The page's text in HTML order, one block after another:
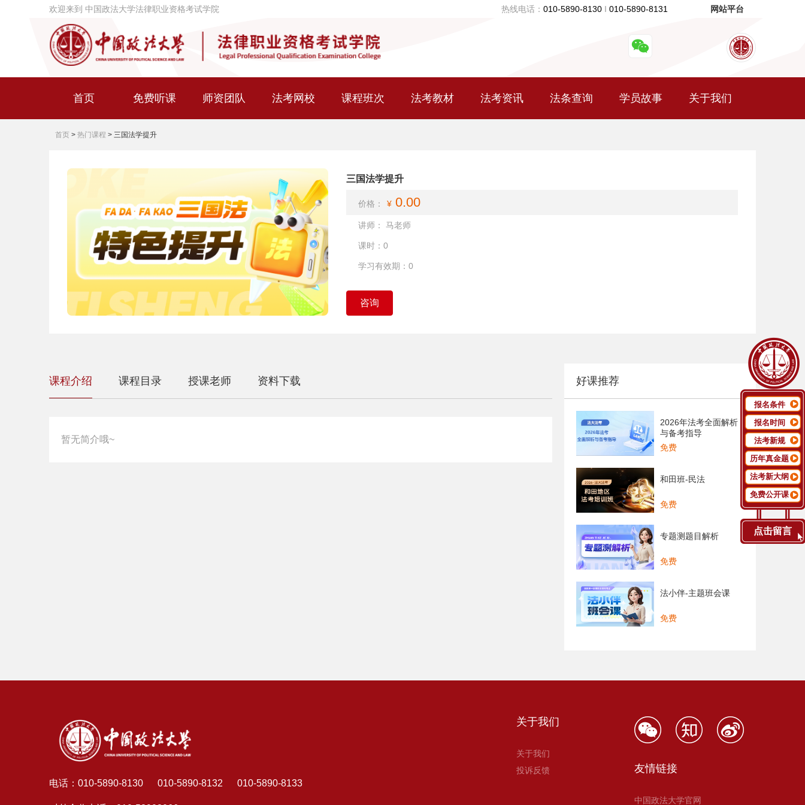
欢迎来到 中国政法大学法律职业资格考试学院 热线电话： 010-5890-8130 I 010-5890-8131 网站平台
首页 免费听课 师资团队 法考网校 课程班次 法考教材 法考资讯 法条查询 学员故事 关于我们
首页 > 热门课程 > 三国法学提升
三国法学提升
价格： ¥ 0.00
讲师： 马老师
课时：0
学习有效期：0
咨询
课程介绍 课程目录 授课老师 资料下载
暂无简介哦~
好课推荐
2026年法考全面解析
与备考指导
免费
和田班-民法
免费
专题测题目解析
免费
法小伴-主题班会课
免费
报名条件
报名时间
法考新规
历年真金题
法考新大纲
免费公开课
点击留言
电话： 010-5890-8130 010-5890-8132 010-5890-8133
关于我们
关于我们
投诉反馈
友情链接
中国政法大学官网